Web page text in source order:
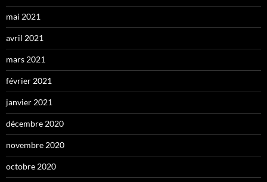
mai 2021
avril 2021
mars 2021
février 2021
janvier 2021
décembre 2020
novembre 2020
octobre 2020